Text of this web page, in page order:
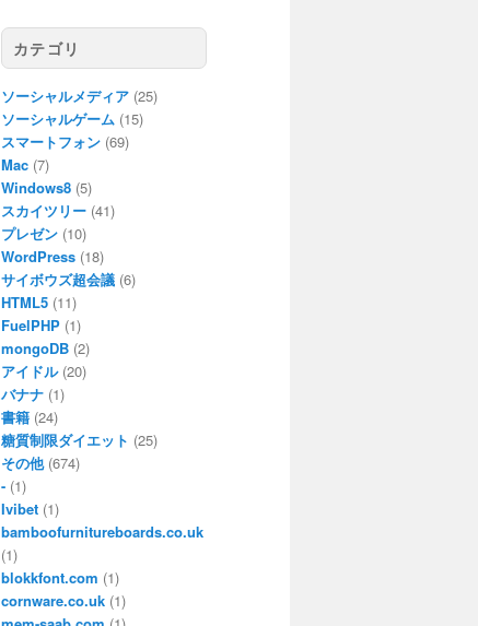
カテゴリ
ソーシャルメディア (25)
ソーシャルゲーム (15)
スマートフォン (69)
Mac (7)
Windows8 (5)
スカイツリー (41)
プレゼン (10)
WordPress (18)
サイボウズ超会議 (6)
HTML5 (11)
FuelPHP (1)
mongoDB (2)
アイドル(20)
バナナ (1)
書籍 (24)
糖質制限ダイエット (25)
その他(674)
- (1)
Ivibet (1)
bamboofurnitureboards.co.uk
(1)
blokkfont.com (1)
cornware.co.uk (1)